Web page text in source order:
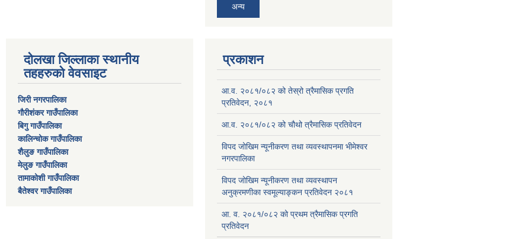
अन्य
दोलखा जिल्लाका स्थानीय
तहहरुको वेवसाइट
जिरी नगरपालिका
गौरीशंकर गाउँपालिका
बिगु गाउँपालिका
कालिन्चोक गाउँपालिका
शैलुङ गाउँपालिका
मेलुङ गाउँपालिका
तामाकोशी गाउँपालिका
बैतेश्वर गाउँपालिका
प्रकाशन
आ.व. २०८१/०८२ को तेस्रो त्रैमासिक प्रगति
प्रतिवेदन, २०८१
आ.व. २०८१/०८२ को चौथो त्रैमासिक प्रतिवेदन
विपद जोखिम न्यूनीकरण तथा व्यवस्थापनमा भीमेश्वर
नगरपालिका
विपद जोखिम न्यूनीकरण तथा व्यवस्थापन
अनुक्रमणीका स्वमूल्याङ्कन प्रतिवेदन २०८१
आ. व. २०८१/०८२ को प्रथम त्रैमासिक प्रगति
प्रतिवेदन